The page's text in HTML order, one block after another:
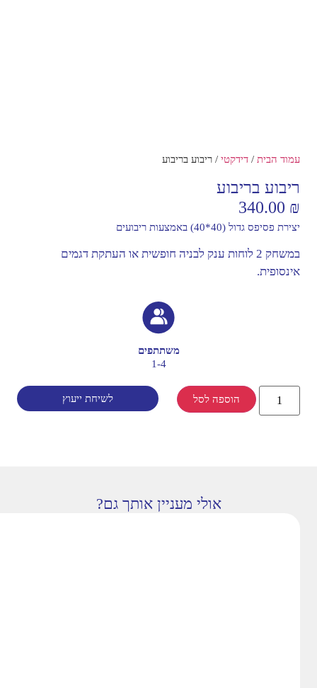
עמוד הבית / דידקטי / ריבוע בריבוע
ריבוע בריבוע
340.00 ₪
יצירת פסיפס גדול (40*40) באמצעות ריבועים
במשחק 2 לוחות ענק לבניה חופשית או העתקת דגמים
אינסופית.
משתתפים
1-4
הוספה לסל לשיחת ייעוץ
אולי מעניין אותך גם?